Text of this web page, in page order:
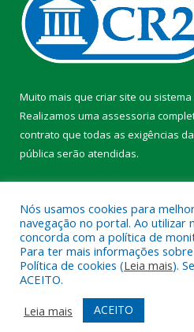
Muito mais que criar site ou
Realizamos uma assessoria
contrato que todas as exigências
pública serão atendidas.
Todos os direitos reservados a
Mapa do Site
Acessar Área
Acessar Webmail
Nós usamos cookies para
navegação no portal. Ao utilizar
concorda com a política de
Para ter mais informações
Política de cookies (Leia mais).
ACEITO.
Leia mais
ACEITO